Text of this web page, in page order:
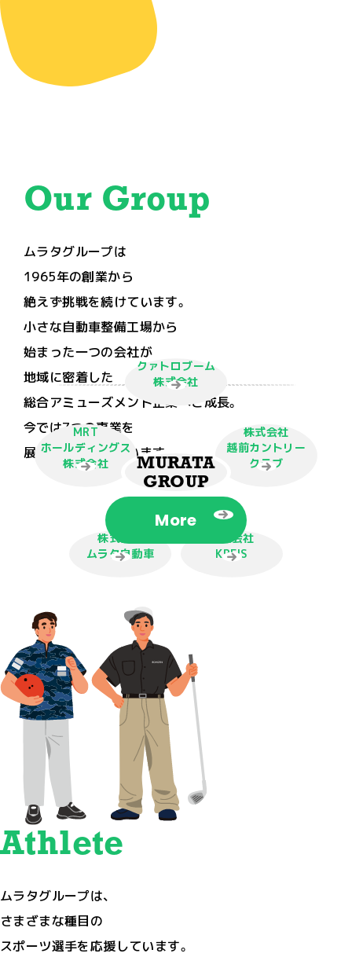
Our Group
ムラタグループは
1965年の創業から
絶えず挑戦を続けています。
小さな自動車整備工場から
始まった一つの会社が
地域に密着した
総合アミューズメント企業へと成長。
今では7つの事業を
展開するに至っています。MURATA
GROUP
クァトロブーム
株式会社
株式会社
越前カントリー
クラブ
株式会社
KREIS
株式会社
ムラタ自動車
MRT
ホールディングス
株式会社
More
Athlete
ムラタグループは、
さまざまな種目の
スポーツ選手を応援しています。